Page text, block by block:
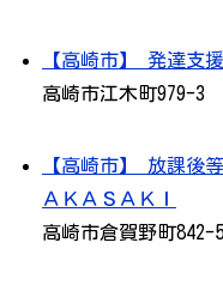
【高崎市】 発達支
高崎市江木町979-3
【高崎市】 放課後
ＡＫＡＳＡＫＩ
高崎市倉賀野町842-5